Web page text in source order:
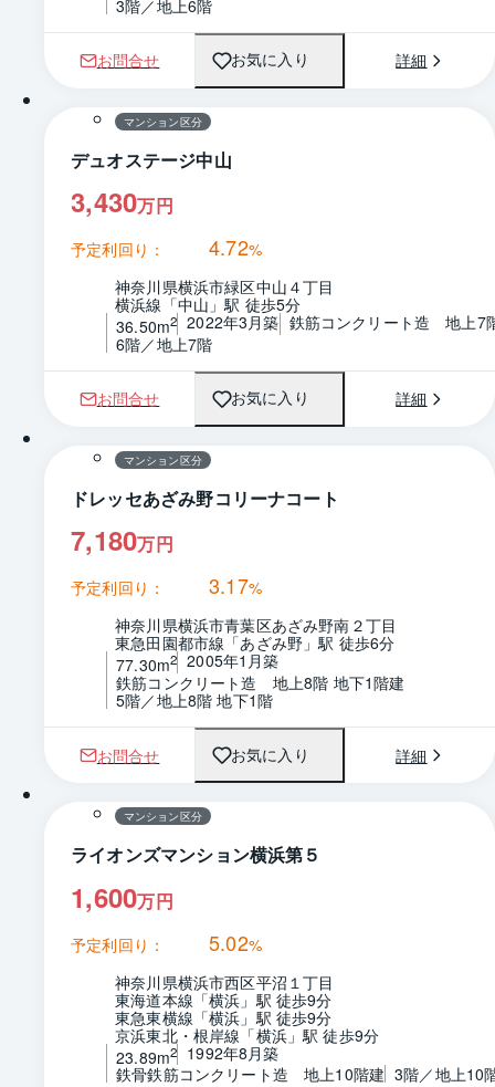
3階／地上6階
お問合せ お気に入り 詳細
1 / 0 間取り
マンション区分
デュオステージ中山
3,430万円
予定利回り： 4.72%
神奈川県横浜市緑区中山４丁目
横浜線「中山」駅 徒歩5分
36.50m2 2022年3月築 鉄筋コンクリート造　地上7
6階／地上7階
お問合せ お気に入り 詳細
1 / 0 間取り
マンション区分
ドレッセあざみ野コリーナコート
7,180万円
予定利回り： 3.17%
神奈川県横浜市青葉区あざみ野南２丁目
東急田園都市線「あざみ野」駅 徒歩6分
77.30m2 2005年1月築
鉄筋コンクリート造　地上8階 地下1階建
5階／地上8階 地下1階
お問合せ お気に入り 詳細
1 / 0 間取り
マンション区分
ライオンズマンション横浜第５
1,600万円
予定利回り： 5.02%
神奈川県横浜市西区平沼１丁目
東海道本線「横浜」駅 徒歩9分
東急東横線「横浜」駅 徒歩9分
京浜東北・根岸線「横浜」駅 徒歩9分
23.89m2
1992年8月築
鉄骨鉄筋コンクリート造　地上10階建 3階／地上10